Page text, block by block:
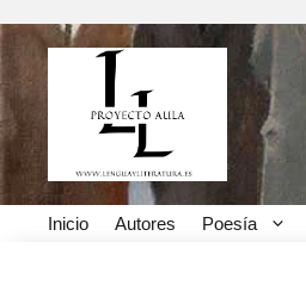
Inicio Autores Poesía